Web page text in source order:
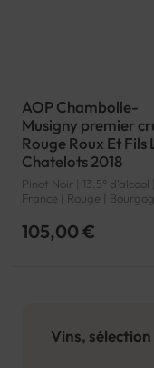
AOP Chambolle-
Musigny premier
Rouge Roux Et Fils
Chatelots 2018
Pinot Noir | 13.5° d'alcool |
France | Rouge |
| AOP
105,00 €
Vins,